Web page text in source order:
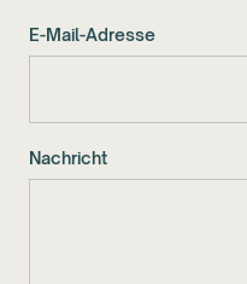
E-Mail-Adresse
Nachricht